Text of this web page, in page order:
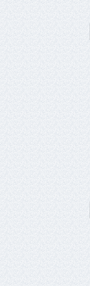
U.Čižas ir
sezoną pradėjo
(0)